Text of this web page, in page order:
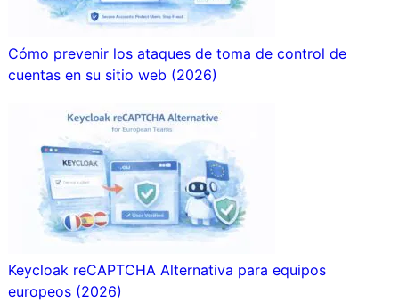
Cómo prevenir los ataques de toma de control de
cuentas en su sitio web (2026)
Keycloak reCAPTCHA Alternativa para equipos
europeos (2026)